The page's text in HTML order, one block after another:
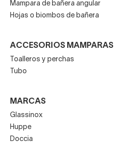
Mampara de bañera angular
Hojas o biombos de bañera
ACCESORIOS MAMPARAS
Toalleros y perchas
Tubo
MARCAS
Glassinox
Huppe
Doccia